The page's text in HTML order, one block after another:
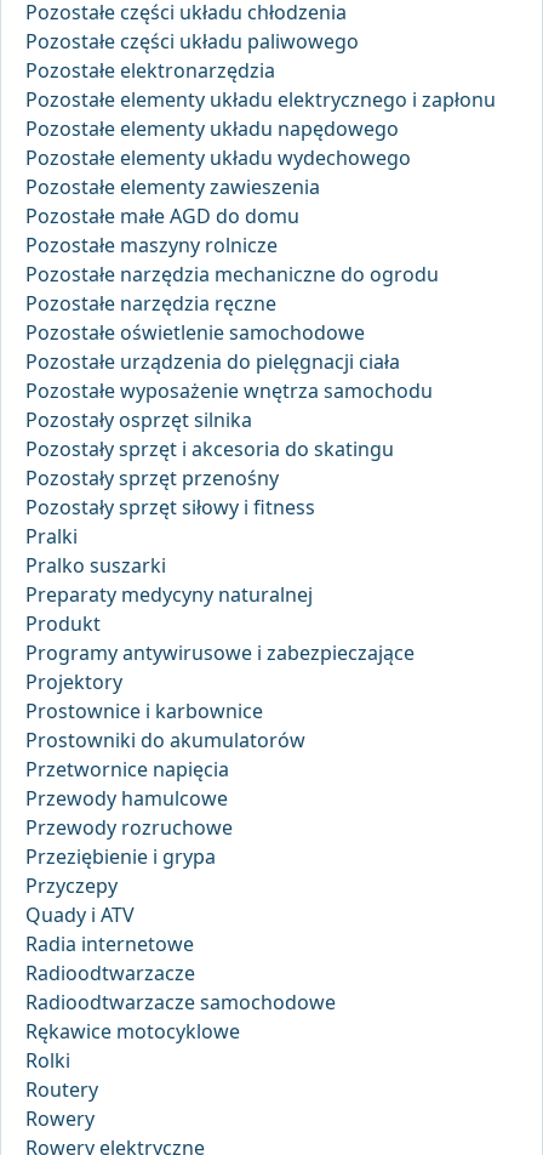
Pozostałe części układu chłodzenia
Pozostałe części układu paliwowego
Pozostałe elektronarzędzia
Pozostałe elementy układu elektrycznego i zapłonu
Pozostałe elementy układu napędowego
Pozostałe elementy układu wydechowego
Pozostałe elementy zawieszenia
Pozostałe małe AGD do domu
Pozostałe maszyny rolnicze
Pozostałe narzędzia mechaniczne do ogrodu
Pozostałe narzędzia ręczne
Pozostałe oświetlenie samochodowe
Pozostałe urządzenia do pielęgnacji ciała
Pozostałe wyposażenie wnętrza samochodu
Pozostały osprzęt silnika
Pozostały sprzęt i akcesoria do skatingu
Pozostały sprzęt przenośny
Pozostały sprzęt siłowy i fitness
Pralki
Pralko suszarki
Preparaty medycyny naturalnej
Produkt
Programy antywirusowe i zabezpieczające
Projektory
Prostownice i karbownice
Prostowniki do akumulatorów
Przetwornice napięcia
Przewody hamulcowe
Przewody rozruchowe
Przeziębienie i grypa
Przyczepy
Quady i ATV
Radia internetowe
Radioodtwarzacze
Radioodtwarzacze samochodowe
Rękawice motocyklowe
Rolki
Routery
Rowery
Rowery elektryczne